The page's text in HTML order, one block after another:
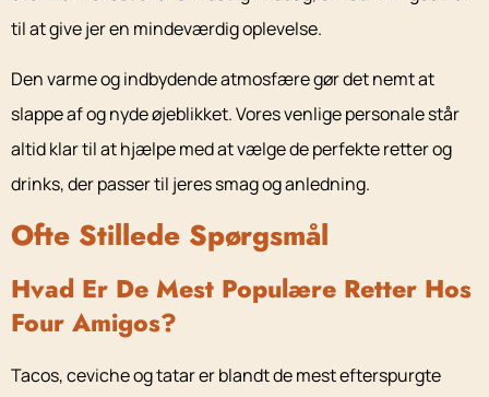
til at give jer en mindeværdig oplevelse.
Den varme og indbydende atmosfære gør det nemt at
slappe af og nyde øjeblikket. Vores venlige personale står
altid klar til at hjælpe med at vælge de perfekte retter og
drinks, der passer til jeres smag og anledning.
Ofte Stillede Spørgsmål
Hvad Er De Mest Populære Retter Hos
Four Amigos?
Tacos, ceviche og tatar er blandt de mest efterspurgte